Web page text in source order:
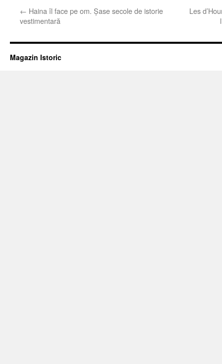
← Haina îl face pe om. Şase secole de istorie
vestimentară
Les
Magazin Istoric